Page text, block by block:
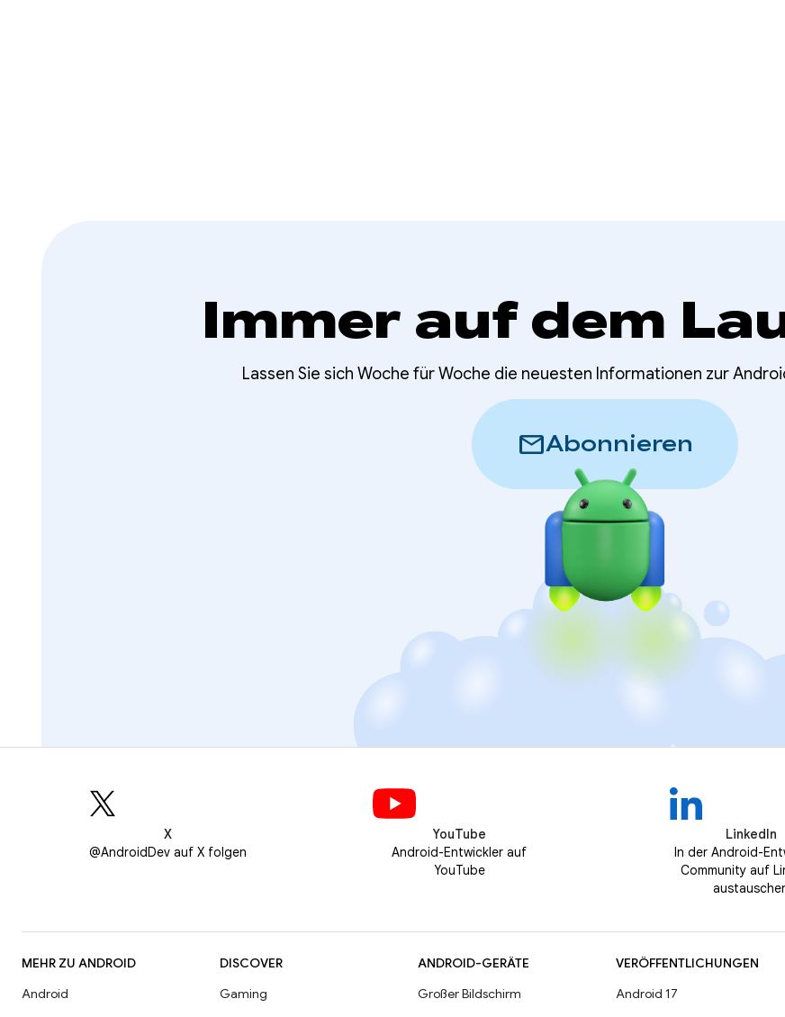
Immer auf dem
Lassen Sie sich Woche für Woche die neuesten Informationen zur
mailAbonnieren
X
@AndroidDev auf X folgen
YouTube
Android-Entwickler auf
YouTube
LinkedIn
In der Android-
Community auf
MEHR ZU ANDROID
Android
DISCOVER
Gaming
ANDROID-GERÄTE
Großer Bildschirm
VERÖFFENTLICHUNGEN
Android 17